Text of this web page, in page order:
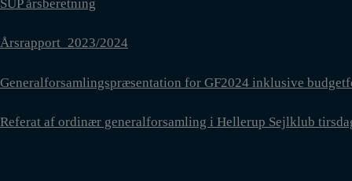
SUP årsberetning
Årsrapport_2023/2024
Generalforsamlingspræsentation for GF2024 inklusive
Referat af ordinær generalforsamling i Hellerup Sejlklub